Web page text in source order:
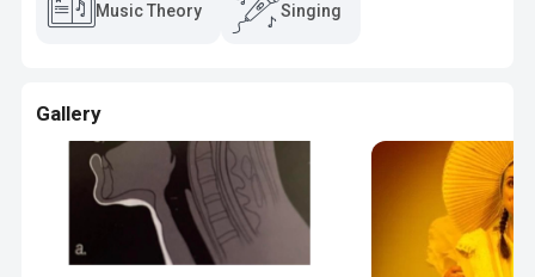
Music Theory Singing
Gallery